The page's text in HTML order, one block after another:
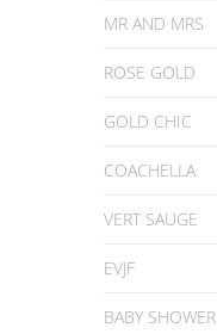
MR AND MRS
ROSE GOLD
GOLD CHIC
COACHELLA
VERT SAUGE
EVJF
BABY SHOWER